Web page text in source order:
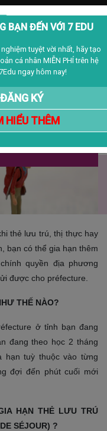
VIỆT NAM
Trú Tại Pháp
thẻ lưu trú, thị thực hay
bạn có thể gia hạn thêm
quyền địa phương
được cho préfecture.
THẾ NÀO?
ở tỉnh bạn đang
đang theo học 2 tháng
hạn tuỳ thuộc vào từng
đợi đến phút cuối mới
HẠN THẺ LƯU TRÚ
SÉJOUR) ?
BẠN ĐẾN VỚI 7 EDU
tuyệt vời nhất, hãy tạo
cá nhân MIỄN PHÍ trên hệ
ngay hôm nay!
ĐĂNG KÝ
HIỂU THÊM